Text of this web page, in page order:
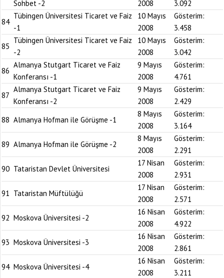
Sohbet -2 2008
3.092
84
Tübingen Üniversitesi Ticaret ve Faiz
-1
10 Mayıs
2008
Gösterim:
3.458
85
Tübingen Üniversitesi Ticaret ve Faiz
-2
10 Mayıs
2008
Gösterim:
3.042
86
Almanya Stutgart Ticaret ve Faiz
Konferansı -1
9 Mayıs
2008
Gösterim:
4.761
87
Almanya Stutgart Ticaret ve Faiz
Konferansı -2
9 Mayıs
2008
Gösterim:
2.429
88 Almanya Hofman ile Görüşme -1
8 Mayıs
2008
Gösterim:
3.164
89 Almanya Hofman ile Görüşme -2
8 Mayıs
2008
Gösterim:
2.291
90 Tataristan Devlet Üniversitesi
17 Nisan
2008
Gösterim:
2.931
91 Tataristan Müftülüğü
17 Nisan
2008
Gösterim:
2.571
92 Moskova Üniversitesi -2
16 Nisan
2008
Gösterim:
4.922
93 Moskova Üniversitesi -3
16 Nisan
2008
Gösterim:
2.861
94 Moskova Üniversitesi -4
16 Nisan
2008
Gösterim:
3.211